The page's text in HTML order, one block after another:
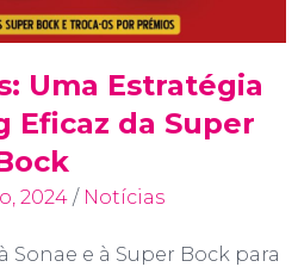
Uma Estratégia
Eficaz da Super
2024 / Notícias
e à Super Bock para